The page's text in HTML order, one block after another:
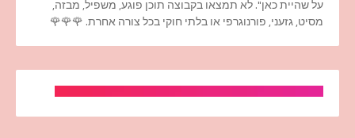
על שהיית כאן". לא תמצאו בקבוצה תוכן פוגע, משפיל, מבזה,
מסיט, גזעני, פורנוגרפי או בלתי חוקי בכל צורה אחרת. 🌹🌹🌹